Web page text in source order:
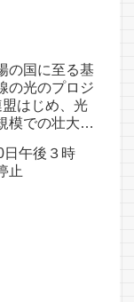
の国に至る基
の光のプロジ
はじめ、光
模での壮大な
日午後３時
止